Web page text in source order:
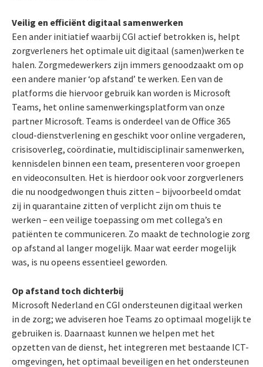
Veilig en efficiënt digitaal samenwerken
Een ander initiatief waarbij CGI actief betrokken is, helpt
zorgverleners het optimale uit digitaal (samen)werken te
halen. Zorgmedewerkers zijn immers genoodzaakt om op
een andere manier ‘op afstand’ te werken. Een van de
platforms die hiervoor gebruik kan worden is Microsoft
Teams, het online samenwerkingsplatform van onze
partner Microsoft. Teams is onderdeel van de Office 365
cloud-dienstverlening en geschikt voor online vergaderen,
crisisoverleg, coördinatie, multidisciplinair samenwerken,
kennisdelen binnen een team, presenteren voor groepen
en videoconsulten. Het is hierdoor ook voor zorgverleners
die nu noodgedwongen thuis zitten – bijvoorbeeld omdat
zij in quarantaine zitten of verplicht zijn om thuis te
werken – een veilige toepassing om met collega’s en
patiënten te communiceren. Zo maakt de technologie zorg
op afstand al langer mogelijk. Maar wat eerder mogelijk
was, is nu opeens essentieel geworden.
Op afstand toch dichterbij
Microsoft Nederland en CGI ondersteunen digitaal werken
in de zorg; we adviseren hoe Teams zo optimaal mogelijk te
gebruiken is. Daarnaast kunnen we helpen met het
opzetten van de dienst, het integreren met bestaande ICT-
omgevingen, het optimaal beveiligen en het ondersteunen